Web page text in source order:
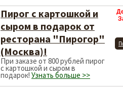
Пирог с картошкой и
сыром в подарок от
ресторана "Пирогор"
(Москва)!
При заказе от 800 рублей пирог
с картошкой и сыром в
подарок! Узнать больше >>